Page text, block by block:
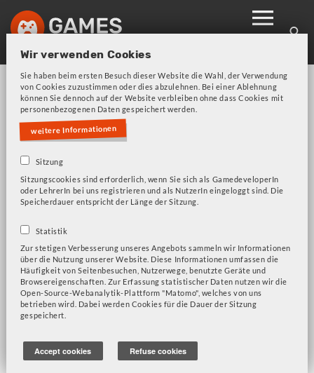
Skip
to
main
navigation
Error
message
Bitte beachten Sie unsere Frage zu Cookies!
FAR: Lone Sails
Wir verwenden Cookies
Sie haben beim ersten Besuch dieser Website die Wahl, der Verwendung
von Cookies zuzustimmen oder dies abzulehnen. Bei einer Ablehnung
können Sie dennoch auf der Website verbleiben ohne dass Cookies mit
personenbezogenen Daten gespeichert werden.
weitere Informationen
Sitzung
Sitzungscookies sind erforderlich, wenn Sie sich als GamedeveloperIn
oder LehrerIn bei uns registrieren und als NutzerIn eingeloggt sind. Die
Speicherdauer entspricht der Länge der Sitzung.
Statistik
Zur stetigen Verbesserung unseres Angebots sammeln wir Informationen
über die Nutzung unserer Website. Diese Informationen umfassen die
Häufigkeit von Seitenbesuchen, Nutzerwege, benutzte Geräte und
Browsereigenschaften. Zur Erfassung statistischer Daten nutzen wir die
Open-Source-Webanalytik-Plattform "Matomo", welches von uns
betrieben wird. Dabei werden Cookies für die Dauer der Sitzung
gespeichert.
Accept cookies Refuse cookies